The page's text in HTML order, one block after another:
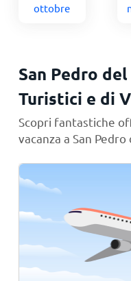
ottobre
San Pedro
Turistici e di
Scopri fantastiche
vacanza a San